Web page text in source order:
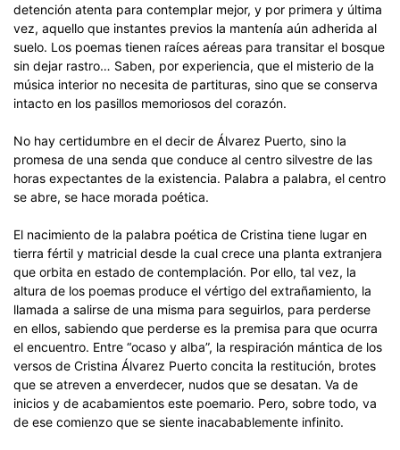
detención atenta para contemplar mejor, y por primera y última
vez, aquello que instantes previos la mantenía aún adherida al
suelo. Los poemas tienen raíces aéreas para transitar el bosque
sin dejar rastro… Saben, por experiencia, que el misterio de la
música interior no necesita de partituras, sino que se conserva
intacto en los pasillos memoriosos del corazón.
No hay certidumbre en el decir de Álvarez Puerto, sino la
promesa de una senda que conduce al centro silvestre de las
horas expectantes de la existencia. Palabra a palabra, el centro
se abre, se hace morada poética.
El nacimiento de la palabra poética de Cristina tiene lugar en
tierra fértil y matricial desde la cual crece una planta extranjera
que orbita en estado de contemplación. Por ello, tal vez, la
altura de los poemas produce el vértigo del extrañamiento, la
llamada a salirse de una misma para seguirlos, para perderse
en ellos, sabiendo que perderse es la premisa para que ocurra
el encuentro. Entre “ocaso y alba”, la respiración mántica de los
versos de Cristina Álvarez Puerto concita la restitución, brotes
que se atreven a enverdecer, nudos que se desatan. Va de
inicios y de acabamientos este poemario. Pero, sobre todo, va
de ese comienzo que se siente inacabablemente infinito.